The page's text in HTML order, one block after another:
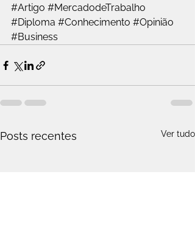
#Artigo #MercadodeTrabalho
#Diploma #Conhecimento #Opinião
#Business
Posts recentes Ver tudo